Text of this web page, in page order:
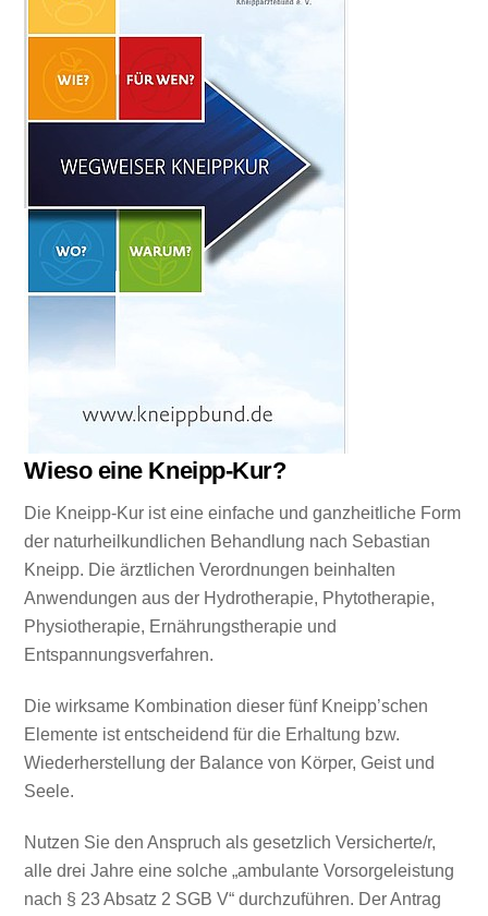
Wieso eine Kneipp-Kur?
Die Kneipp-Kur ist eine einfache und ganzheitliche Form
der naturheilkundlichen Behandlung nach Sebastian
Kneipp. Die ärztlichen Verordnungen beinhalten
Anwendungen aus der Hydrotherapie, Phytotherapie,
Physiotherapie, Ernährungstherapie und
Entspannungsverfahren.
Die wirksame Kombination dieser fünf Kneipp’schen
Elemente ist entscheidend für die Erhaltung bzw.
Wiederherstellung der Balance von Körper, Geist und
Seele.
Nutzen Sie den Anspruch als gesetzlich Versicherte/r,
alle drei Jahre eine solche „ambulante Vorsorgeleistung
nach § 23 Absatz 2 SGB V“ durchzuführen. Der Antrag